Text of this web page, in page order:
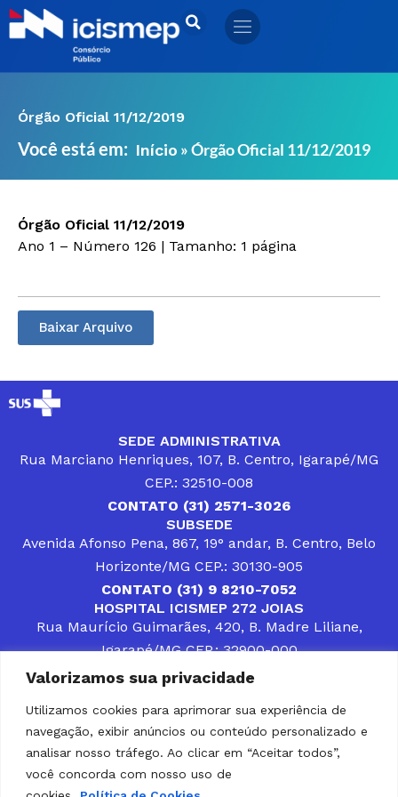
Valorizamos sua privacidade
Utilizamos cookies para aprimorar sua experiência de
navegação, exibir anúncios ou conteúdo personalizado e
analisar nosso tráfego. Ao clicar em “Aceitar todos”,
você concorda com nosso uso de
Ir
para
Órgão Oficial 11/12/2019
Você está em: Início »Órgão Oficial 11/12/2019
Órgão Oficial 11/12/2019
Ano 1 – Número 126 | Tamanho: 1 página
Baixar Arquivo
SEDE ADMINISTRATIVA
Rua Marciano Henriques, 107, B. Centro, Igarapé/MG
CEP.: 32510-008
CONTATO (31) 2571-3026
SUBSEDE
Avenida Afonso Pena, 867, 19° andar, B. Centro, Belo
Horizonte/MG CEP.: 30130-905
CONTATO (31) 9 8210-7052
HOSPITAL ICISMEP 272 JOIAS
Rua Maurício Guimarães, 420, B. Madre Liliane,
Igarapé/MG CEP.: 32900-000
CONTATOS (31) 3512-4400 ou (31) 9 8309-8660
DESENVOLVER SOLUÇÕES, AÇÕES E SERVIÇOS
PÚBLICOS QUE COMPLEMENTEM A ASSISTÊNCIA À
POPULAÇÃO DA REGIÃO EM QUE ATUA, SENDO
PARCEIRO DOS MUNICÍPIOS CONSORCIADOS NA
SOLUÇÃO DE DIFICULDADES ENFRENTADAS POR
GESTORES MUNICIPAIS, É O COMPROMISSO DO
ICISMEP.